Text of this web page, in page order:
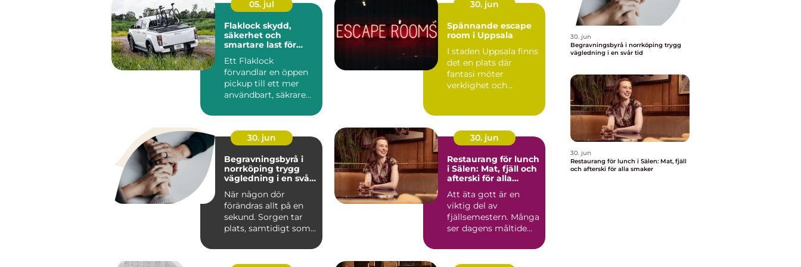
05. jul
Flaklock skydd,
säkerhet och
smartare last för
Ett Flaklock
förvandlar en öppen
pickup till ett mer
användbart, säkrare
lastutrymme. Gen...
30. jun
Spännande escape
room i Uppsala
I staden Uppsala finns
det en plats där
fantasi möter
verklighet och
30. jun
Begravningsbyrå i
norrköping trygg
vägledning i en svår
När någon dör
förändras allt på en
sekund. Sorgen tar
plats, samtidigt som
kräver s...
30. jun
Restaurang för lunch
i Sälen: Mat, fjäll och
afterski för alla
Att äta gott är en
viktig del av
fjällsemestern. Många
ser dagens måltide...
30. jun
Begravningsbyrå i norrköping trygg
vägledning i en svår tid
30. jun
Restaurang för lunch i Sälen: Mat, fjäll
och afterski för alla smaker